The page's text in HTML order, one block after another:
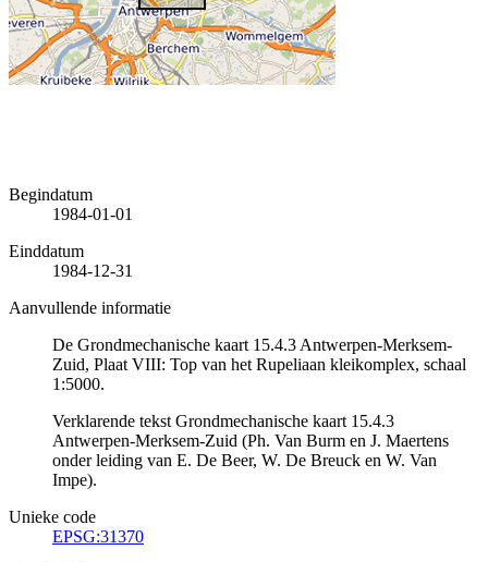
Begindatum
1984-01-01
Einddatum
1984-12-31
Aanvullende informatie
De Grondmechanische kaart 15.4.3 Antwerpen-Merksem-
Zuid, Plaat VIII: Top van het Rupeliaan kleikomplex, schaal
1:5000.
Verklarende tekst Grondmechanische kaart 15.4.3
Antwerpen-Merksem-Zuid (Ph. Van Burm en J. Maertens
onder leiding van E. De Beer, W. De Breuck en W. Van
Impe).
Unieke code
EPSG:31370